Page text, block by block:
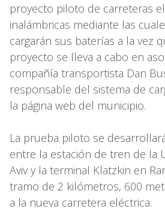
proyecto piloto de carreteras
inalámbricas mediante las
cargarán sus baterías a la vez
proyecto se lleva a cabo en
compañía transportista Dan
responsable del sistema de
la página web del municipio.
La prueba piloto se
entre la estación de tren de la
Aviv y la terminal Klatzkin en
tramo de 2 kilómetros, 600
a la nueva carretera eléctrica.